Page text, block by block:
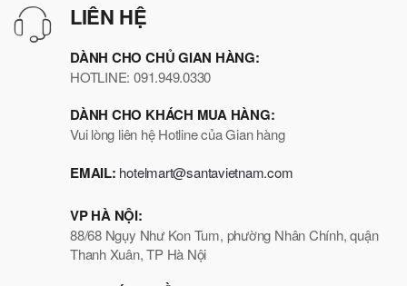
LIÊN HỆ
DÀNH CHO CHỦ GIAN HÀNG:
HOTLINE: 091.949.0330
DÀNH CHO KHÁCH MUA HÀNG:
Vui lòng liên hệ Hotline của Gian hàng
EMAIL: hotelmart@santavietnam.com
VP HÀ NỘI:
88/68 Ngụy Như Kon Tum, phường Nhân Chính, quận
Thanh Xuân, TP Hà Nội